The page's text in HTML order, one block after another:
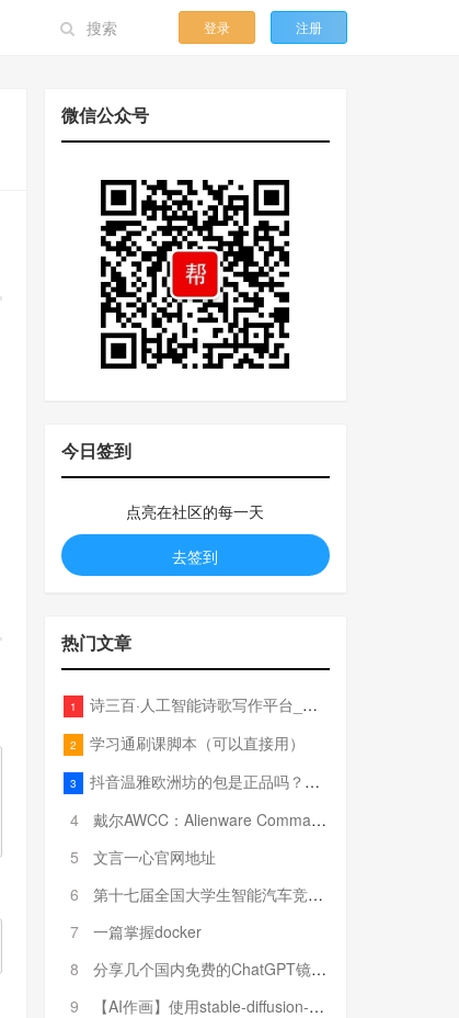
登录 注册
微信公众号
今日签到
点亮在社区的每一天
去签到
热门文章
1 诗三百·人工智能诗歌写作平台_在线作诗机_藏头诗生成器_电脑对联_姓名作诗
2 学习通刷课脚本（可以直接用）
3
抖音温雅欧洲坊的包是正品吗？温雅卖的包为啥那么便宜？
4
戴尔AWCC：Alienware Command Center 故障排除方法，里面附有超全详解呦，快来快来，欢迎观看~
5
文言一心官网地址
6
第十七届全国大学生智能汽车竞赛全国总决赛参赛队伍奖项公告
7
一篇掌握docker
8
分享几个国内免费的ChatGPT镜像网址(亲测有效-4月25日更新)
9
【AI作画】使用stable-diffusion-webui搭建AI作画平台